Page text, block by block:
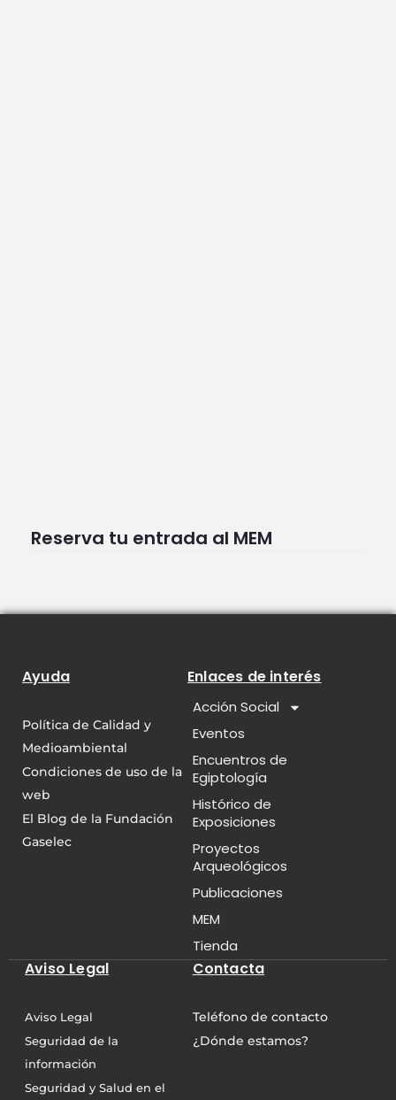
Reserva tu entrada al MEM
Ayuda
Política de Calidad y
Medioambiental
Condiciones de uso de la
web
El Blog de la Fundación
Gaselec
Enlaces de interés
Acción Social
Eventos
Encuentros de
Egiptología
Histórico de
Exposiciones
Proyectos
Arqueológicos
Publicaciones
MEM
Tienda
Aviso Legal
Aviso Legal
Seguridad de la
información
Seguridad y Salud en el
Contacta
Teléfono de contacto
¿Dónde estamos?